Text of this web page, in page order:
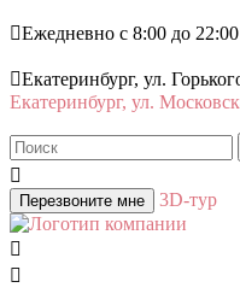
Ежедневно с 8:00 до 22:00
Екатеринбург, ул.
Екатеринбург, ул.

Перезвоните мне 3D-тур

